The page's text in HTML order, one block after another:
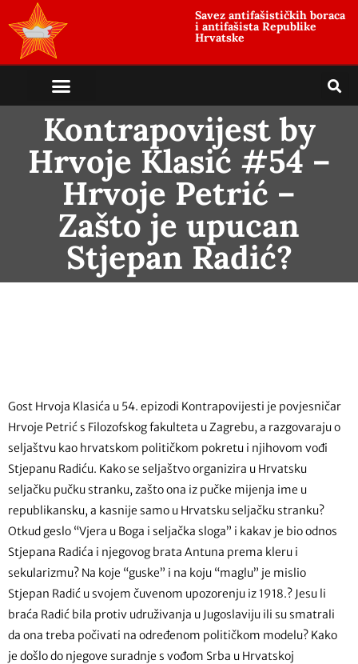
Savez antifašističkih boraca
i antifašista Republike
Hrvatske
Kontrapovijest by
Hrvoje Klasić #54 –
Hrvoje Petrić –
Zašto je upucan
Stjepan Radić?
Gost Hrvoja Klasića u 54. epizodi Kontrapovijesti je povjesničar
Hrvoje Petrić s Filozofskog fakulteta u Zagrebu, a razgovaraju o
seljaštvu kao hrvatskom političkom pokretu i njihovom vođi
Stjepanu Radiću. Kako se seljaštvo organizira u Hrvatsku
seljačku pučku stranku, zašto ona iz pučke mijenja ime u
republikansku, a kasnije samo u Hrvatsku seljačku stranku?
Otkud geslo “Vjera u Boga i seljačka sloga” i kakav je bio odnos
Stjepana Radića i njegovog brata Antuna prema kleru i
sekularizmu? Na koje “guske” i na koju “maglu” je mislio
Stjepan Radić u svojem čuvenom upozorenju iz 1918.? Jesu li
braća Radić bila protiv udruživanja u Jugoslaviju ili su smatrali
da ona treba počivati na određenom političkom modelu? Kako
je došlo do njegove suradnje s vođom Srba u Hrvatskoj